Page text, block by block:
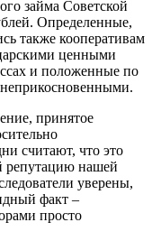
займа Советской
Определенные,
также кооперативам
ценными
и положенные по
принятое
считают, что это
репутацию нашей
уверены,
факт –
просто